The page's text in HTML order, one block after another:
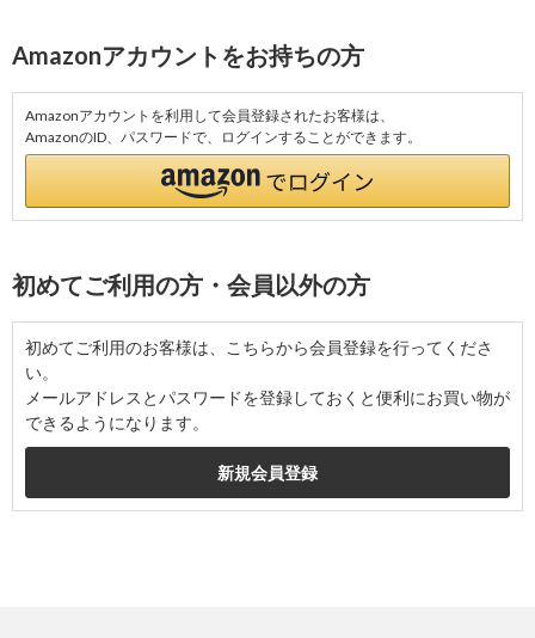
Amazonアカウントをお持ちの方
Amazonアカウントを利用して会員登録されたお客様は、
AmazonのID、パスワードで、ログインすることができます。
初めてご利用の方・会員以外の方
初めてご利用のお客様は、こちらから会員登録を行ってくださ
い。
メールアドレスとパスワードを登録しておくと便利にお買い物が
できるようになります。